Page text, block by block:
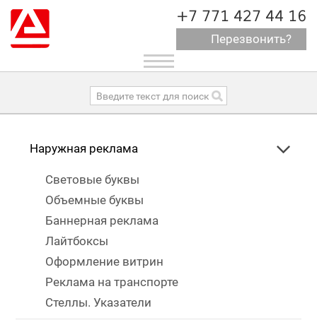
+7 771 427 44 16
Перезвонить?
Toggle
navigation
Наружная реклама
Световые буквы
Объемные буквы
Баннерная реклама
Лайтбоксы
Оформление витрин
Реклама на транспорте
Стеллы. Указатели